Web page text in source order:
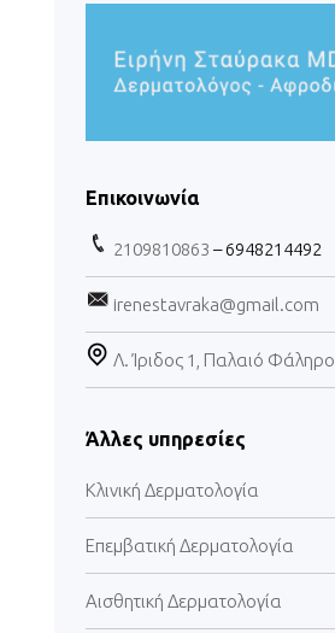
Επικοινωνία
2109810863 – 6948214492
irenestavraka@gmail.com
Λ. Ίριδος 1, Παλαιό Φάληρο
Άλλες υπηρεσίες
Κλινική Δερματολογία
Επεμβατική Δερματολογία
Αισθητική Δερματολογία